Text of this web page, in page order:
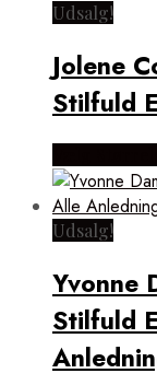
Udsalg!
Jolene
Stilfuld
Udsalg!
Yvonne
Stilfuld